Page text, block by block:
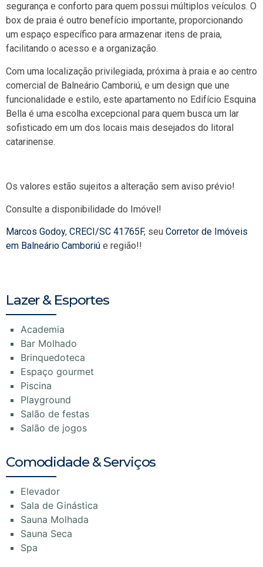
segurança e conforto para quem possui múltiplos veículos. O
box de praia é outro benefício importante, proporcionando
um espaço específico para armazenar itens de praia,
facilitando o acesso e a organização.
Com uma localização privilegiada, próxima à praia e ao centro
comercial de Balneário Camboriú, e um design que une
funcionalidade e estilo, este apartamento no Edifício Esquina
Bella é uma escolha excepcional para quem busca um lar
sofisticado em um dos locais mais desejados do litoral
catarinense.
Os valores estão sujeitos a alteração sem aviso prévio!
Consulte a disponibilidade do Imóvel!
Marcos Godoy, CRECI/SC 41765F, seu Corretor de Imóveis
em Balneário Camboriú e região!!
Lazer & Esportes
Academia
Bar Molhado
Brinquedoteca
Espaço gourmet
Piscina
Playground
Salão de festas
Salão de jogos
Comodidade & Serviços
Elevador
Sala de Ginástica
Sauna Molhada
Sauna Seca
Spa